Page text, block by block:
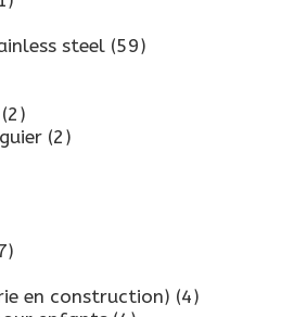
steel (59)
(2)
(2)
en construction) (4)